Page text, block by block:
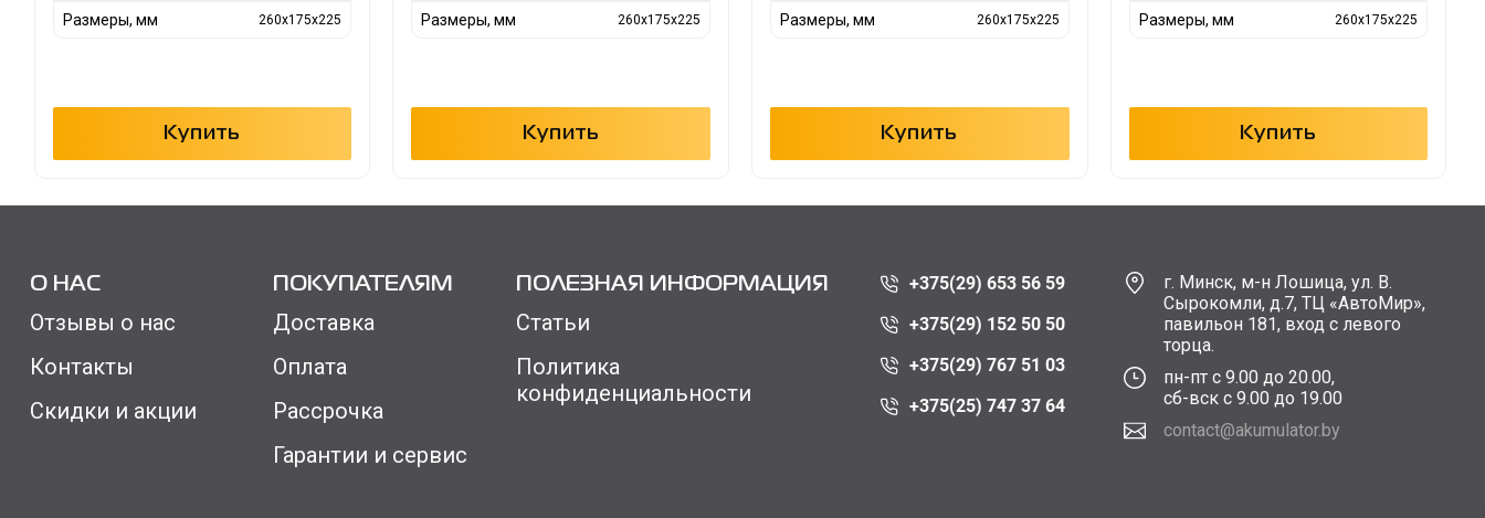
Размеры, мм 260x175x225
Купить
Размеры, мм 260x175x225
Купить
Размеры, мм 260x175x225
Купить
Размеры, мм 260x175x225
Купить
О НАС
Отзывы о нас
Контакты
Скидки и акции
ПОКУПАТЕЛЯМ
Доставка
Оплата
Рассрочка
Гарантии и сервис
ПОЛЕЗНАЯ ИНФОРМАЦИЯ
Статьи
Политика
конфиденциальности
+375(29) 653 56 59
+375(29) 152 50 50
+375(29) 767 51 03
+375(25) 747 37 64
г. Минск, м-н Лошица, ул. В.
Сырокомли, д.7, ТЦ «АвтоМир»,
павильон 181, вход с левого
торца.
пн-пт с 9.00 до 20.00,
сб-вск с 9.00 до 19.00
contact@akumulator.by